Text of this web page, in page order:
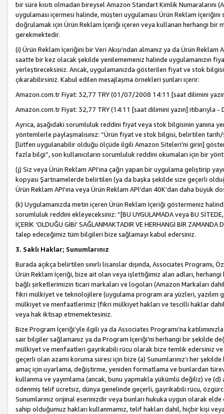
bir süre kısıtı olmadan bireysel Amazon Standart Kimlik Numaralarını
uygulaması içermesi halinde, müşteri uygulaması Ürün Reklam
doğrulamak için Ürün Reklam İçeriği içeren veya kullanan herhangi bir
gerekmektedir.
(i) Ürün Reklam İçeriğini bir Veri Akışı’ndan almanız ya da Ürün
saatte bir kez olacak şekilde yenilememeniz halinde uygulamanızın
yerleştireceksiniz. Ancak, uygulamanızda gösterilen fiyat ve stok
çıkarabilirsiniz. Kabul edilen mesajlaşma örnekleri şunları içerir:
Amazon.com.tr Fiyat: 32,77 TRY (01/07/2008 14:11 [saat dilimini
Amazon.com.tr Fiyat: 32,77 TRY (14:11 [saat dilimini yazın] itibarıyla -
Ayrıca, aşağıdaki sorumluluk reddini fiyat veya stok bilgisinin yanına
yöntemlerle paylaşmalısınız: “Ürün fiyat ve stok bilgisi, belirtilen
[lütfen uygulanabilir olduğu ölçüde ilgili Amazon Siteleri’ni girin]
fazla bilgi”, son kullanıcıların sorumluluk reddini okumaları için bir
(j) Siz veya Ürün Reklam API’ına çağrı yapan bir uygulama geliştirip
kopyası Şartnamelerde belirtilen (ya da başka şekilde size geçerli
Ürün Reklam API’ına veya Ürün Reklam API’dan 40K’dan daha büyük
(k) Uygulamanızda metin içeren Ürün Reklam İçeriği göstermeniz
sorumluluk reddini ekleyeceksiniz: “[BU UYGULAMADA veya BU SİTEDE,
İÇERİK ‘OLDUĞU GİBİ’ SAĞLANMAKTADIR VE HERHANGİ BİR
talep edeceğimiz tüm bilgileri bize sağlamayı kabul edersiniz.
3. Saklı Haklar; Sunumlarınız
Burada açıkça belirtilen sınırlı lisanslar dışında, Associates Programı,
Ürün Reklam İçeriği, bize ait olan veya işlettiğimiz alan adları,
bağlı şirketlerimizin ticari markaları ve logoları (Amazon Markaları
fikri mülkiyet ve teknolojilere (uygulama program ara yüzleri,
mülkiyet ve menfaatlerimiz (fikri mülkiyet hakları ve tescilli haklar
veya hak iktisap etmemektesiniz.
Bize Program İçeriği’yle ilgili ya da Associates Programı’na
sair bilgiler sağlamanız ya da Program İçeriği’ni herhangi bir şekilde
mülkiyet ve menfaatleri gayrikabili rücu olarak bize temlik edersiniz ve
geçerli olan azami koruma süresi için bize (a) Sunumlarınız’ı her
amaç için uyarlama, değiştirme, yeniden formatlama ve bunlardan türev
kullanma ve yayımlama (ancak, bunu yapmakla yükümlü değiliz) ve
ödenmiş telif ücretsiz, dünya genelinde geçerli, gayrikabili rücu,
Sunumlarınız orijinal eserinizdir veya bunları hukuka uygun olarak
sahip olduğumuz hakları kullanmamız, telif hakları dahil, hiçbir kişi